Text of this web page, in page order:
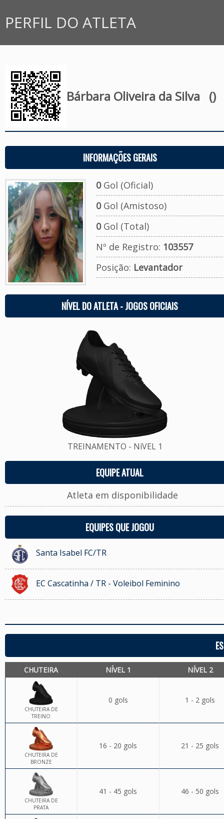
PERFIL DO ATLETA
Bárbara Oliveira da Silva ()
INFORMAÇÕES GERAIS
0Gol (Oficial)
0Gol (Amistoso)
0Gol (Total)
Nº de Registro: 103557
Posição: Levantador
NÍVEL DO ATLETA - JOGOS OFICIAIS
TREINAMENTO - NíVEL 1
EQUIPE ATUAL
Atleta em disponibilidade
EQUIPES QUE JOGOU
Santa Isabel FC/TR
EC Cascatinha / TR - Voleibol Feminino
CHUTEIRA NÍVEL 1 NÍVEL 2
CHUTEIRA DE
TREINO
0 gols 1 - 2 gols
CHUTEIRA DE
BRONZE
16 - 20 gols 21 - 25 gols
CHUTEIRA DE
PRATA
41 - 45 gols 46 - 50 gols